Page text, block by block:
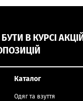
В КУРСІ
Каталог
Одяг та взуття